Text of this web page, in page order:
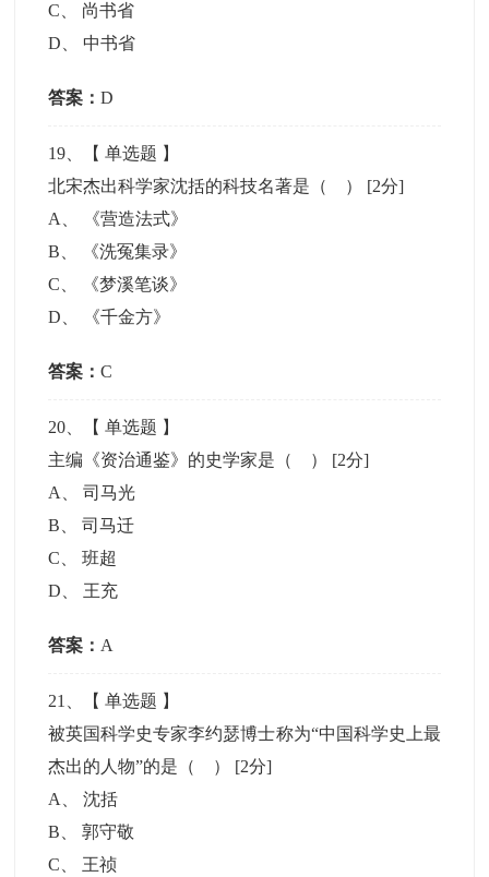
C
尚书省
D
中书省
答案：D
19 、【单选题 】
北宋杰出科学家沈括的科技名著是（ ） [2分]
A
《营造法式》
B
《洗冤集录》
C
《梦溪笔谈》
D
《千金方》
答案：C
20 、【单选题 】
主编《资治通鉴》的史学家是（ ） [2分]
A
、司马光
B 、司马迁
C 、班超
D
王充
答案： A
21 、【单选题 】
被英国科学史专家李约瑟博士称为“中国科学史上最
杰出的人物”的是（ ） [2分]
A
、沈括
B 、郭守敬
C
王祯